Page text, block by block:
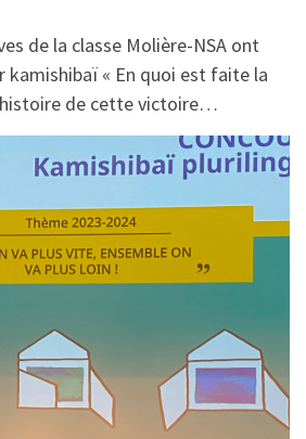
de la classe Molière-NSA ont
kamishibaï « En quoi est faite la
de cette victoire…